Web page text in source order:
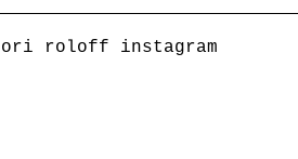
roloff instagram